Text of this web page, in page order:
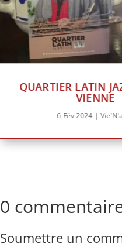
QUARTIER LATIN
VIENNE
6 Fév 2024 |
0
Soumettre un